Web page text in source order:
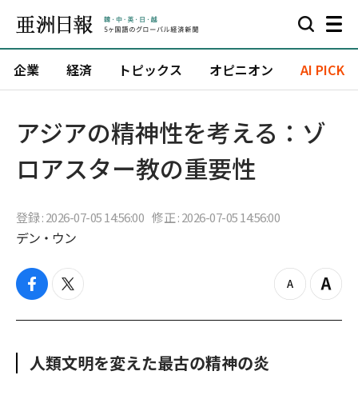
企業 経済 トピックス オピニオン AI PICK
アジアの精神性を考える：ゾ
ロアスター教の重要性
登録 : 2026-07-05 14:56:00 修正 : 2026-07-05 14:56:00
デン・ウン
f
c
o
t
i
t
e
z
o
Z
o
人類文明を変えた最古の精神の炎